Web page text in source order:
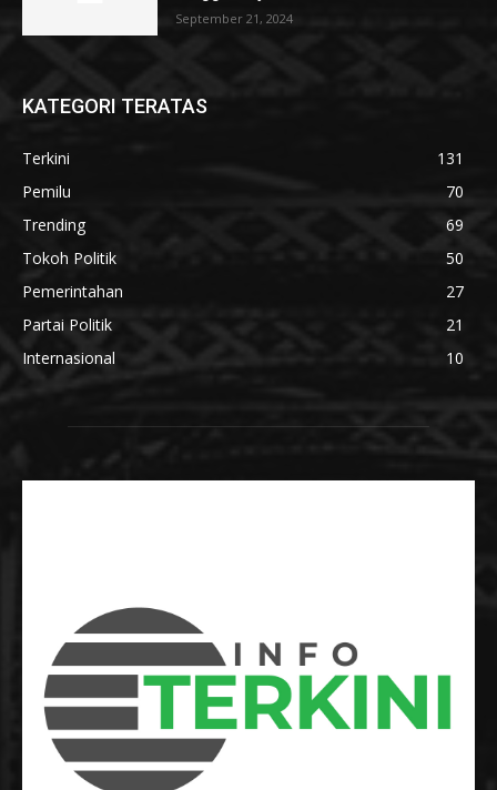
September 21, 2024
KATEGORI TERATAS
Terkini
131
Pemilu
70
Trending
69
Tokoh Politik
50
Pemerintahan
27
Partai Politik
21
Internasional
10